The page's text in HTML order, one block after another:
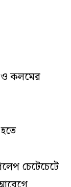
ও কলমের
চেটেচেটে